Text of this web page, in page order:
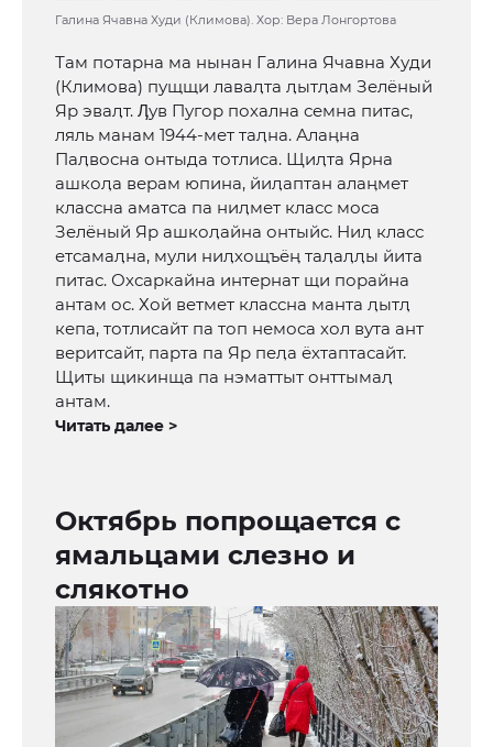
Галина Ячавна Худи (Климова). Хор: Вера Лонгортова
Там потарна ма нынан Галина Ячавна Худи
(Климова) пущщи лаваӆта ӆытӆам Зелёный
Яр эваӆт. Ӆув Пугор похална семна питас,
ляль манам 1944-мет таӆна. Алаӊна
Паӆвосна онтыда тотлиса. Щиӆта Ярна
ашкоӆа верам юпина, йиӆаптан алаӊмет
классна аматса па ниӆмет класс моса
Зелёный Яр ашкоӆайна онтыйс. Ниӆ класс
етсамаӆна, мули ниӆхощъёӊ таӆаӆӆы йита
питас. Охсаркайна интернат щи порайна
антам ос. Хой ветмет классна манта ӆытӆ
кепа, тотлисайт па топ немоса хол вута ант
веритсайт, парта па Яр пеӆа ёхтаптасайт.
Щиты щикинща па нэматтыт онттымаӆ
антам.
Читать далее >
Октябрь попрощается с
ямальцами слезно и
слякотно